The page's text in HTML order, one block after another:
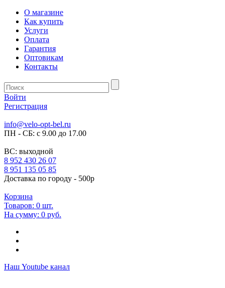
О магазине
Как купить
Услуги
Оплата
Гарантия
Оптовикам
Контакты
Войти
Регистрация
info@velo-opt-bel.ru
ПН - СБ: с 9.00 до 17.00
ВС: выходной
8 952 430 26 07
8 951 135 05 85
Доставка по городу - 500р
Корзина
Товаров: 0 шт.
На сумму: 0 руб.
Наш Youtube канал